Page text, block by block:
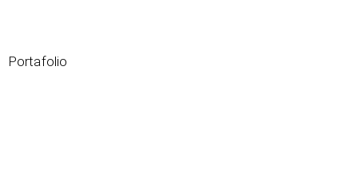
Portafolio